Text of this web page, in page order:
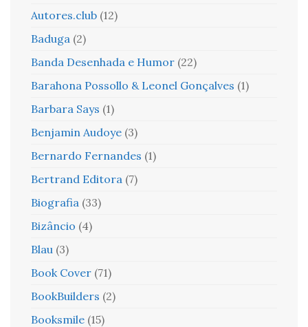
Autores.club (12)
Baduga (2)
Banda Desenhada e Humor (22)
Barahona Possollo & Leonel Gonçalves (1)
Barbara Says (1)
Benjamin Audoye (3)
Bernardo Fernandes (1)
Bertrand Editora (7)
Biografia (33)
Bizâncio (4)
Blau (3)
Book Cover (71)
BookBuilders (2)
Booksmile (15)